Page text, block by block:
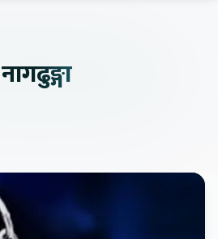
नागढुङ्गा